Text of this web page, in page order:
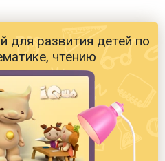
для развития детей по
чтению